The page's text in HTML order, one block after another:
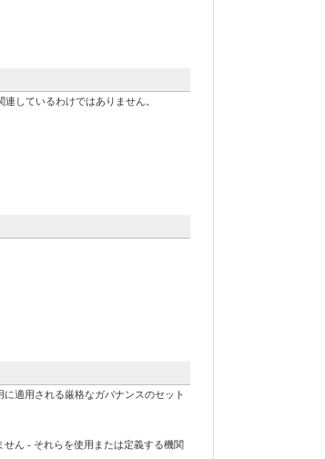
しているわけではありません。
適用される厳格なガバナンスのセット
ん - それらを使用または定義する機関